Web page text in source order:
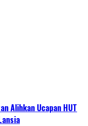
Alihkan Ucapan HUT